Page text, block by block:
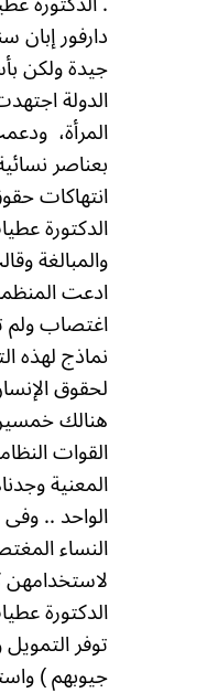
دارفور
جيدة ولكن
الدولة
المرأة،
بعناصر
انتهاكات
الدكتورة
والمبالغة
ادعت
اغتصاب ولم
نماذج لهذه
لحقوق
هنالك
القوات
المعنية
الواحد ..
النساء
الدكتورة
توفر
جيوبهم )